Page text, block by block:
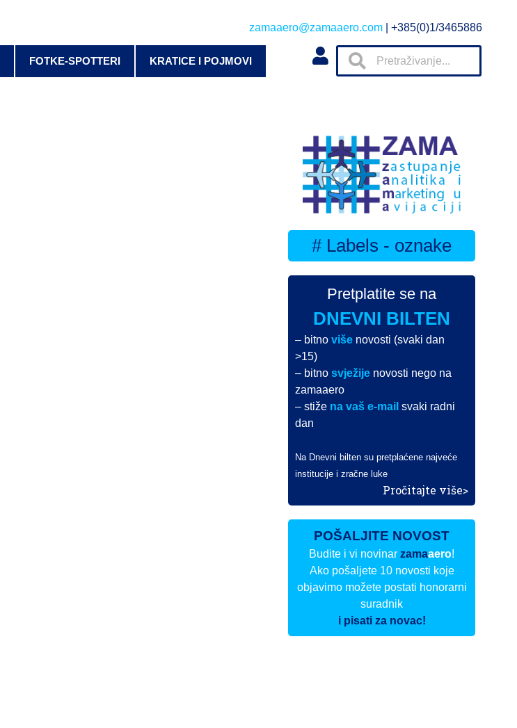
zamaaero@zamaaero.com | +385(0)1/3465886
FOTKE-SPOTTERI KRATICE I POJMOVI
# Labels - oznake
Pretplatite se na
DNEVNI BILTEN
– bitnoviše novosti (svaki dan
>15)
– bitnosvježije novosti nego na
zamaaero
– stiže na vaš e-mail svaki radni
dan
Na Dnevni bilten su pretplaćene najveće
institucije i zračne luke
Pročitajte više>
POŠALJITE NOVOST
Budite i vi novinarzamaaero!
Ako pošaljete 10 novosti koje
objavimo možete postati honorarni
suradnik
i pisati za novac!